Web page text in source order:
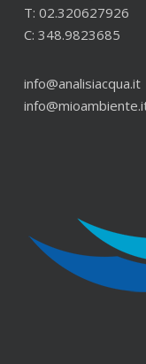
T: 02.320627926
C: 348.9823685
info@analisiacqua.it